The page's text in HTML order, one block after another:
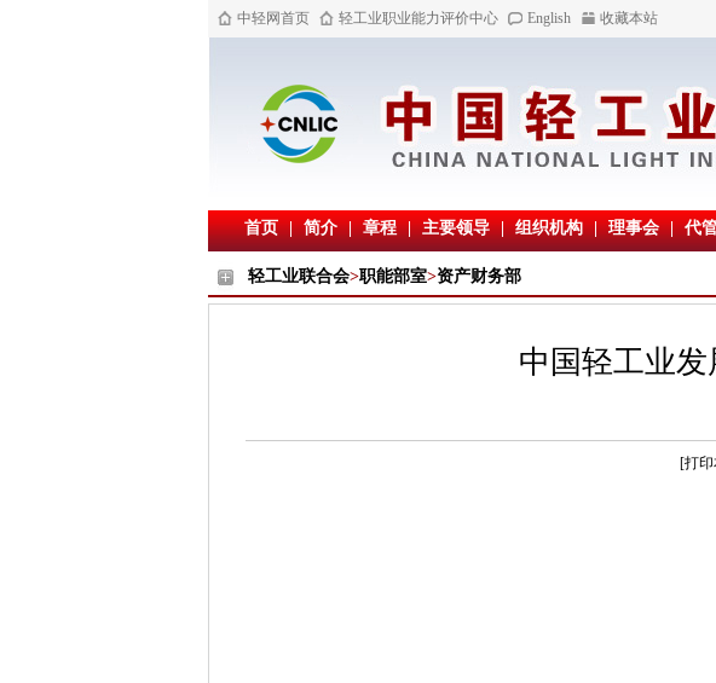
中轻网首页 轻工业职业能力评价中心 English 收藏本站
首页 | 简介 | 章程 | 主要领导 | 组织机构 | 理事会 | 代
轻工业联合会>职能部室>资产财务部
中国轻工业
[打